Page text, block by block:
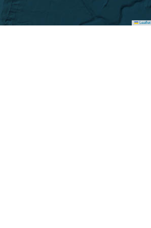
Leaflet